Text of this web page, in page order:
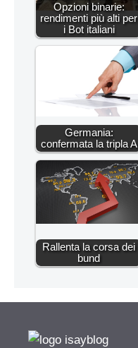
Opzioni binarie:
rendimenti più alti per
i Bot italiani
Germania:
confermata la tripla A
Rallenta la corsa dei
bund